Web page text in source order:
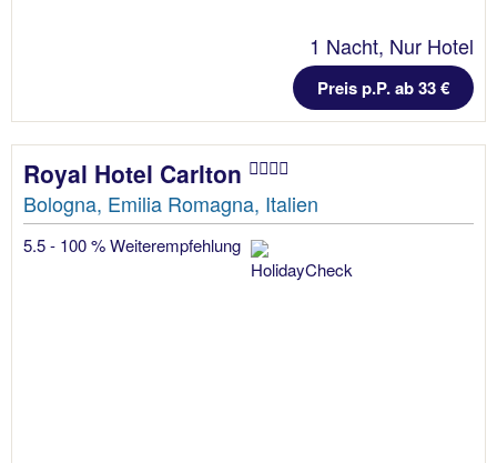
1 Nacht, Nur Hotel
Preis p.P. ab 33 €
Royal Hotel Carlton
Bologna, Emilia Romagna, Italien
5.5 - 100 % Weiterempfehlung